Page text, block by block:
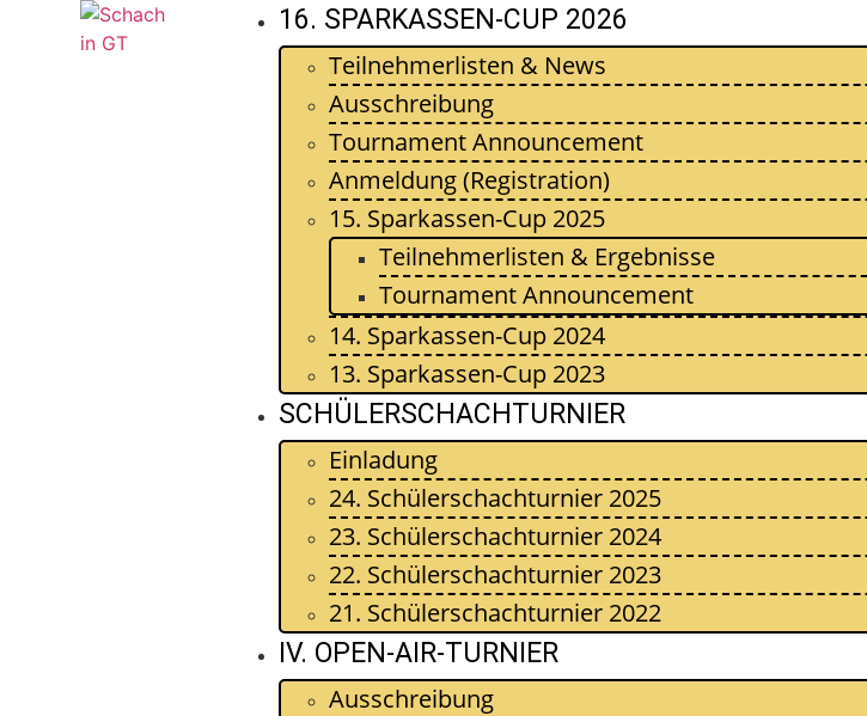
16. SPARKASSEN-CUP 2026
Teilnehmerlisten & News
Ausschreibung
Tournament Announcement
Anmeldung (Registration)
15. Sparkassen-Cup 2025
Teilnehmerlisten & Ergebnisse
Tournament Announcement
14. Sparkassen-Cup 2024
13. Sparkassen-Cup 2023
SCHÜLERSCHACHTURNIER
Einladung
24. Schülerschachturnier 2025
23. Schülerschachturnier 2024
22. Schülerschachturnier 2023
21. Schülerschachturnier 2022
IV. OPEN-AIR-TURNIER
Ausschreibung